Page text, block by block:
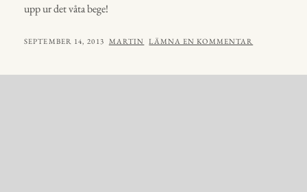
upp ur det våta bege!
PUBLICERAT
SEPTEMBER 14, 2013 AV
MARTIN LÄMNA EN KOMMENTAR